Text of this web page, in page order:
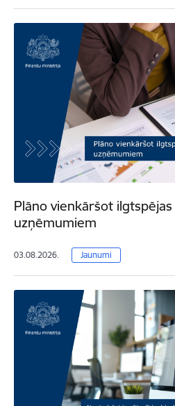
Plāno vienkāršot
uzņēmumiem
03.08.2026. Jaunumi